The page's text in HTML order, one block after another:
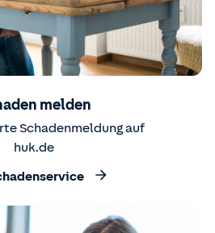
melden
Schadenmeldung auf
huk.de